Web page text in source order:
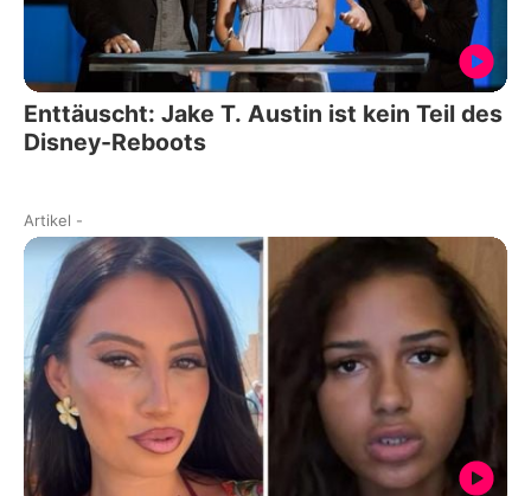
Enttäuscht: Jake T. Austin ist kein Teil des
Disney-Reboots
Artikel -